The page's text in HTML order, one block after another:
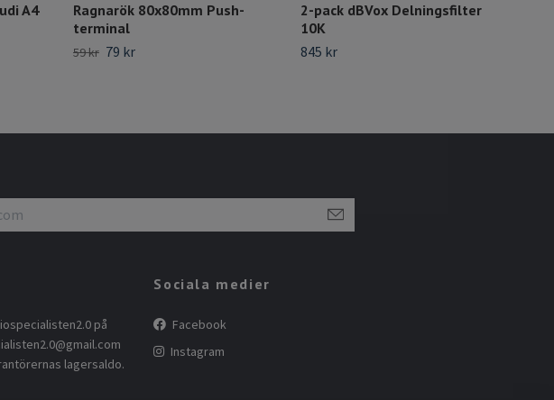
A4
Ragnarök 80x80mm Push-
terminal
59 kr 79 kr
2-pack dBVox Delningsfilter
10K
845 kr
på
lagersaldo.
Sociala medier
Facebook
Instagram